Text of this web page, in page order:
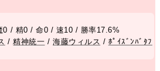
/ 精0 / 命0 / 速10 / 勝率17.6%
/精神統一 /海藤ウィルス / ﾎﾟｲｽﾞﾝﾊﾞﾀﾌ